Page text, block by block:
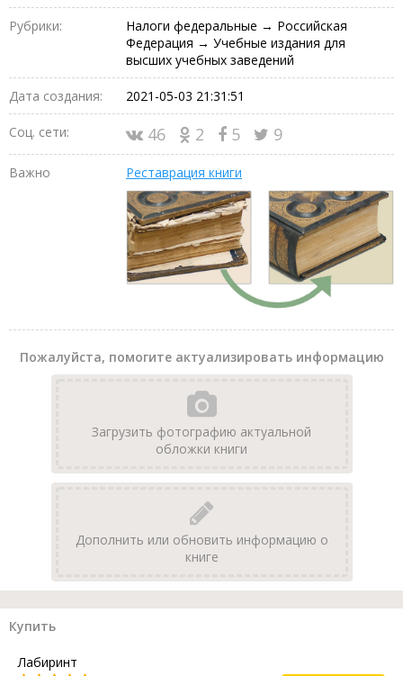
Рубрики:
Налоги федеральные → Российская
Федерация → Учебные издания для
высших учебных заведений
Дата создания: 2021-05-03 21:31:51
Соц. сети: 46 2 5 9
Важно Реставрация книги
Пожалуйста, помогите актуализировать информацию
Загрузить фотографию актуальной
обложки книги
Дополнить или обновить информацию о
книге
Купить
Лабиринт